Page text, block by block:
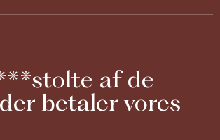
af de
betaler vores